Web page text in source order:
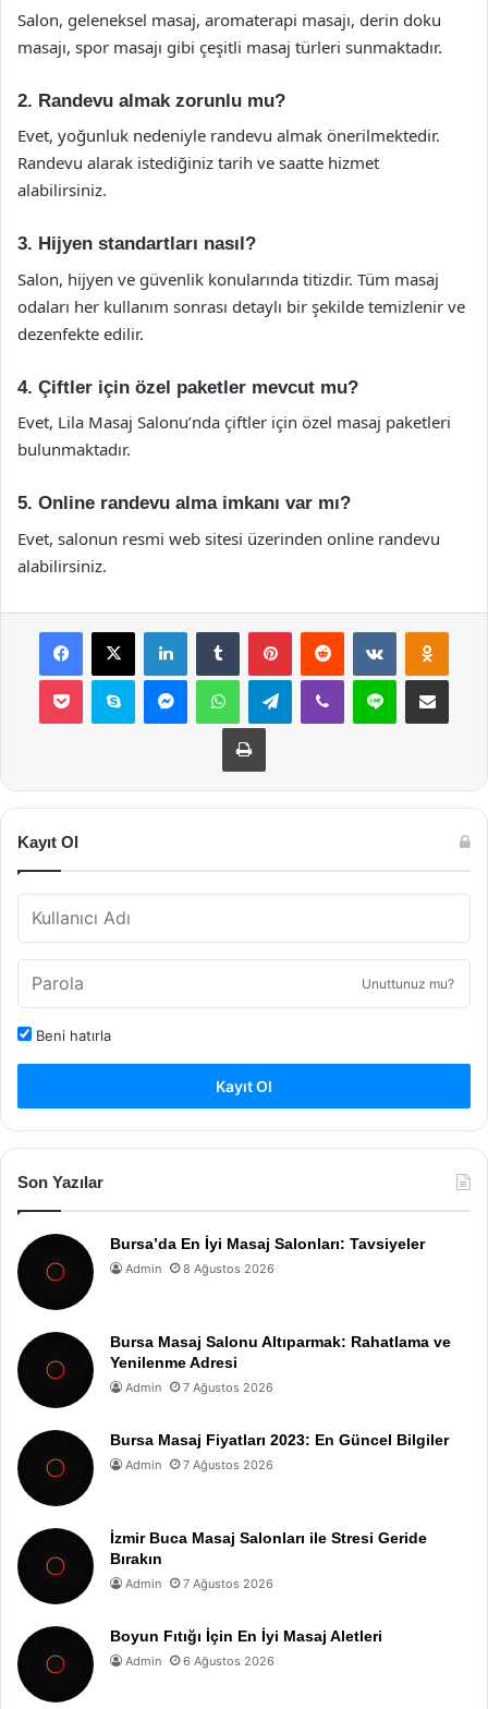
Salon, geleneksel masaj, aromaterapi masajı, derin doku
masajı, spor masajı gibi çeşitli masaj türleri sunmaktadır.
2. Randevu almak zorunlu mu?
Evet, yoğunluk nedeniyle randevu almak önerilmektedir.
Randevu alarak istediğiniz tarih ve saatte hizmet
alabilirsiniz.
3. Hijyen standartları nasıl?
Salon, hijyen ve güvenlik konularında titizdir. Tüm masaj
odaları her kullanım sonrası detaylı bir şekilde temizlenir ve
dezenfekte edilir.
4. Çiftler için özel paketler mevcut mu?
Evet, Lila Masaj Salonu’nda çiftler için özel masaj paketleri
bulunmaktadır.
5. Online randevu alma imkanı var mı?
Evet, salonun resmi web sitesi üzerinden online randevu
alabilirsiniz.
Facebook
X LinkedInTumblr PinterestReddit VKontakte
Pocket Skype MessengerWhatsAppTelegramViber Line E-Posta ile
Yazdır
Kayıt Ol
Unuttunuz mu?
Beni hatırla
Kayıt Ol
Son Yazılar
Bursa’da En İyi Masaj Salonları: Tavsiyeler
Admin 8 Ağustos 2026
Bursa Masaj Salonu Altıparmak: Rahatlama ve
Yenilenme Adresi
Admin 7 Ağustos 2026
Bursa Masaj Fiyatları 2023: En Güncel Bilgiler
Admin 7 Ağustos 2026
İzmir Buca Masaj Salonları ile Stresi Geride
Bırakın
Admin 7 Ağustos 2026
Boyun Fıtığı İçin En İyi Masaj Aletleri
Admin 6 Ağustos 2026